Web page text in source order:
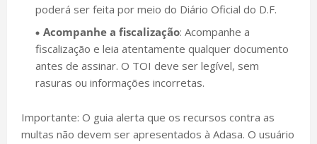
poderá ser feita por meio do Diário Oficial do D.F.
Acompanhe a fiscalização: Acompanhe a
fiscalização e leia atentamente qualquer documento
antes de assinar. O TOI deve ser legível, sem
rasuras ou informações incorretas.
Importante: O guia alerta que os recursos contra as
multas não devem ser apresentados à Adasa. O usuário